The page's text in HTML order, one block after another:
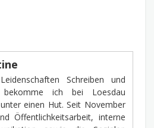
Schreiben und
bekomme ich bei Loesdau
einen Hut. Seit November
Öffentlichkeitsarbeit, interne